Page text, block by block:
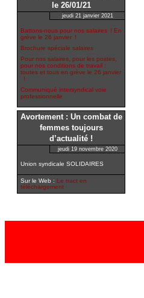
le 26/01/21
jeudi 21 janvier 2021
Battons-nous pour nos salaires ! En
grève le 26 janvier !
Brochure spéciale salaires
Pour nos salaires, pour les postes,
pour nos conditions de travail :
toutes et tous en grève le 26 janvier
!
Communiqué intersyndical voie
professionnelle
Avortement : Un combat de
femmes toujours
d’actualité !
jeudi 19 novembre 2020
Union syndicale SOLIDAIRES
Sur le Web : Le tract en
téléchargement